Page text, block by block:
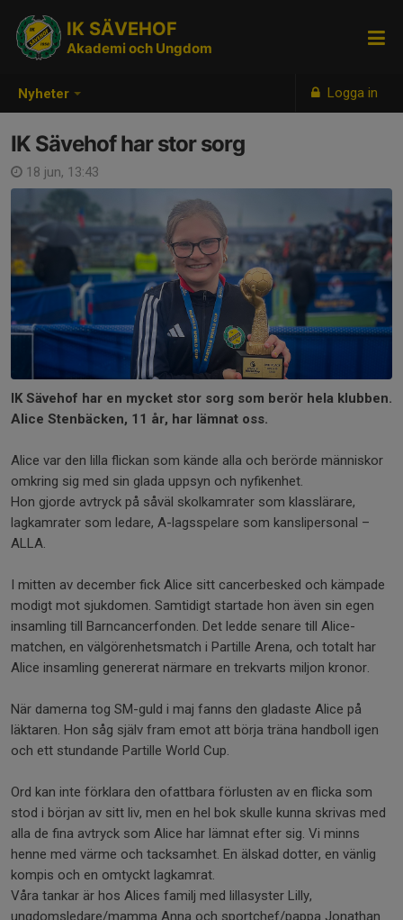
Nyheter Logga in
IK SÄVEHOF
Akademi och Ungdom
IK Sävehof har stor sorg
18 jun, 13:43
IK Sävehof har en mycket stor sorg som berör hela klubben.
Alice Stenbäcken, 11 år, har lämnat oss.
Alice var den lilla flickan som kände alla och berörde människor
omkring sig med sin glada uppsyn och nyfikenhet.
Hon gjorde avtryck på såväl skolkamrater som klasslärare,
lagkamrater som ledare, A-lagsspelare som kanslipersonal –
ALLA.
I mitten av december fick Alice sitt cancerbesked och kämpade
modigt mot sjukdomen. Samtidigt startade hon även sin egen
insamling till Barncancerfonden. Det ledde senare till Alice-
matchen, en välgörenhetsmatch i Partille Arena, och totalt har
Alice insamling genererat närmare en trekvarts miljon kronor.
När damerna tog SM-guld i maj fanns den gladaste Alice på
läktaren. Hon såg själv fram emot att börja träna handboll igen
och ett stundande Partille World Cup.
Ord kan inte förklara den ofattbara förlusten av en flicka som
stod i början av sitt liv, men en hel bok skulle kunna skrivas med
alla de fina avtryck som Alice har lämnat efter sig. Vi minns
henne med värme och tacksamhet. En älskad dotter, en vänlig
kompis och en omtyckt lagkamrat.
Våra tankar är hos Alices familj med lillasyster Lilly,
ungdomsledare/mamma Anna och sportchef/pappa Jonathan